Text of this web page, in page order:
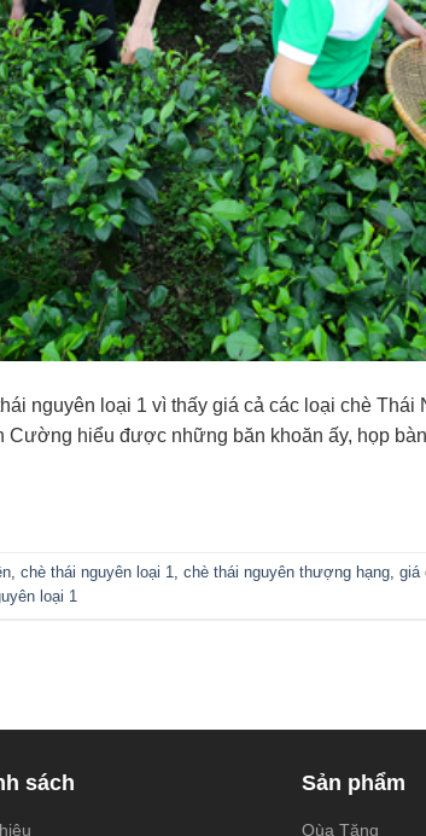
nguyên loại 1 vì thấy giá cả các loại chè Thái
Cường hiểu được những băn khoăn ấy, họp
chè thái nguyên loại 1 chè thái nguyên thượng hạng giá
loại 1
sách Sản phẩm
Qùa Tặng